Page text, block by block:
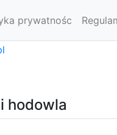
prywatnośc
hodowla